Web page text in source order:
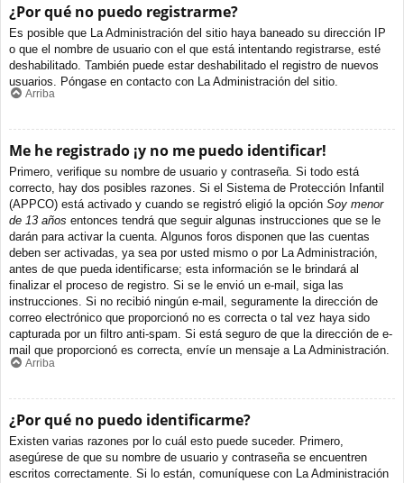
¿Por qué no puedo registrarme?
Es posible que La Administración del sitio haya baneado su dirección IP
o que el nombre de usuario con el que está intentando registrarse, esté
deshabilitado. También puede estar deshabilitado el registro de nuevos
usuarios. Póngase en contacto con La Administración del sitio.
Arriba
Me he registrado ¡y no me puedo identificar!
Primero, verifique su nombre de usuario y contraseña. Si todo está
correcto, hay dos posibles razones. Si el Sistema de Protección Infantil
(APPCO) está activado y cuando se registró eligió la opción Soy menor
de 13 años entonces tendrá que seguir algunas instrucciones que se le
darán para activar la cuenta. Algunos foros disponen que las cuentas
deben ser activadas, ya sea por usted mismo o por La Administración,
antes de que pueda identificarse; esta información se le brindará al
finalizar el proceso de registro. Si se le envió un e-mail, siga las
instrucciones. Si no recibió ningún e-mail, seguramente la dirección de
correo electrónico que proporcionó no es correcta o tal vez haya sido
capturada por un filtro anti-spam. Si está seguro de que la dirección de e-
mail que proporcionó es correcta, envíe un mensaje a La Administración.
Arriba
¿Por qué no puedo identificarme?
Existen varias razones por lo cuál esto puede suceder. Primero,
asegúrese de que su nombre de usuario y contraseña se encuentren
escritos correctamente. Si lo están, comuníquese con La Administración